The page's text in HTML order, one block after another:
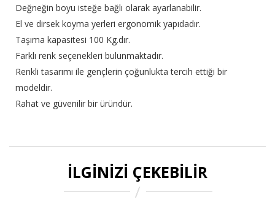
Değneğin boyu isteğe bağlı olarak ayarlanabilir.
El ve dirsek koyma yerleri ergonomik yapıdadır.
Taşıma kapasitesi 100 Kg.dır.
Farklı renk seçenekleri bulunmaktadır.
Renkli tasarımı ile gençlerin çoğunlukta tercih ettiği bir
modeldir.
Rahat ve güvenilir bir üründür.
İLGINIZI ÇEKEBILIR